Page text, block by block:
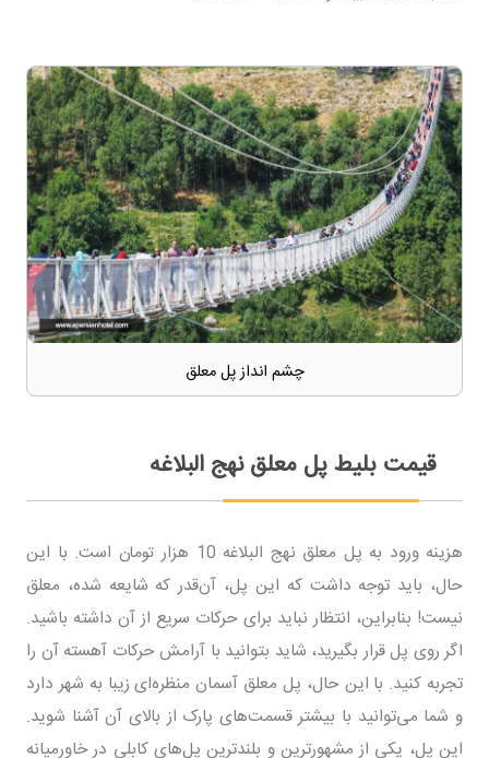
چشم انداز پل معلق
قیمت بلیط پل معلق نهج البلاغه
هزینه ورود به پل معلق نهج البلاغه 10 هزار تومان است. با این
حال، باید توجه داشت که این پل، آن‌قدر که شایعه شده، معلق
نیست! بنابراین، انتظار نباید برای حرکات سریع از آن داشته باشید.
اگر روی پل قرار بگیرید، شاید بتوانید با آرامش حرکات آهسته آن را
تجربه کنید. با این حال، پل معلق آسمان منظره‌ای زیبا به شهر دارد
و شما می‌توانید با بیشتر قسمت‌های پارک از بالای آن آشنا شوید.
این پل، یکی از مشهورترین و بلندترین پل‌های کابلی در خاورمیانه